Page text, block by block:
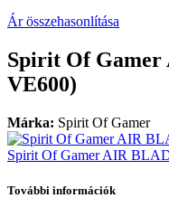
Ár összehasonlítása
Spirit Of Gamer
VE600)
Márka: Spirit Of Gamer
Spirit Of Gamer AIR
További információk